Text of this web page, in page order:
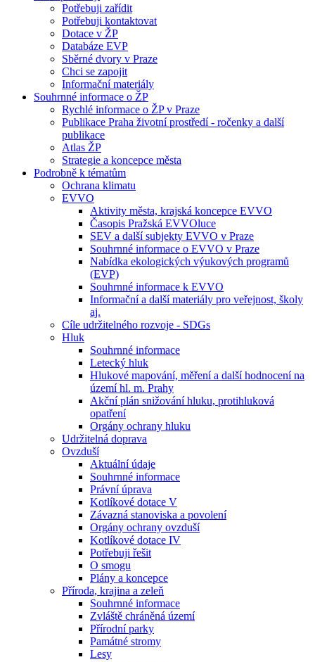
Potřebuji zařídit
Potřebuji kontaktovat
Dotace v ŽP
Databáze EVP
Sběrné dvory v Praze
Chci se zapojit
Informační materiály
Souhrnné informace o ŽP
Rychlé informace o ŽP v Praze
Publikace Praha životní prostředí - ročenky a další
publikace
Atlas ŽP
Strategie a koncepce města
Podrobně k tématům
Ochrana klimatu
EVVO
Aktivity města, krajská koncepce EVVO
Časopis Pražská EVVOluce
SEV a další subjekty EVVO v Praze
Souhrnné informace o EVVO v Praze
Nabídka ekologických výukových programů
(EVP)
Souhrnné informace k EVVO
Informační a další materiály pro veřejnost, školy
aj.
Cíle udržitelného rozvoje - SDGs
Hluk
Souhrnné informace
Letecký hluk
Hlukové mapování, měření a další hodnocení na
území hl. m. Prahy
Akční plán snižování hluku, protihluková
opatření
Orgány ochrany hluku
Udržitelná doprava
Ovzduší
Aktuální údaje
Souhrnné informace
Právní úprava
Kotlíkové dotace V
Závazná stanoviska a povolení
Orgány ochrany ovzduší
Kotlíkové dotace IV
Potřebuji řešit
O smogu
Plány a koncepce
Příroda, krajina a zeleň
Souhrnné informace
Zvláště chráněná území
Přírodní parky
Památné stromy
Lesy